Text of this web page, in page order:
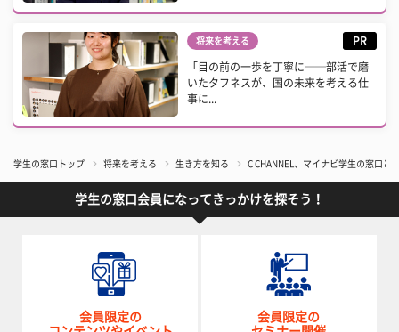
将来を考える PR
「目の前の一歩を丁寧に──部活で磨
いたタフネスが、国の未来を考える仕
事に...
学生の窓口トップ 将来を考える 生き方を知る C CHANNEL、マイナビ学生の窓口と
学生の窓口会員になってきっかけを探そう！
会員限定の
会員限定の